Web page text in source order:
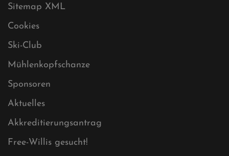
Sitemap
Sitemap XML
Cookies
Ski-Club
Mühlenkopfschanze
Sponsoren
Aktuelles
Akkreditierungsantrag